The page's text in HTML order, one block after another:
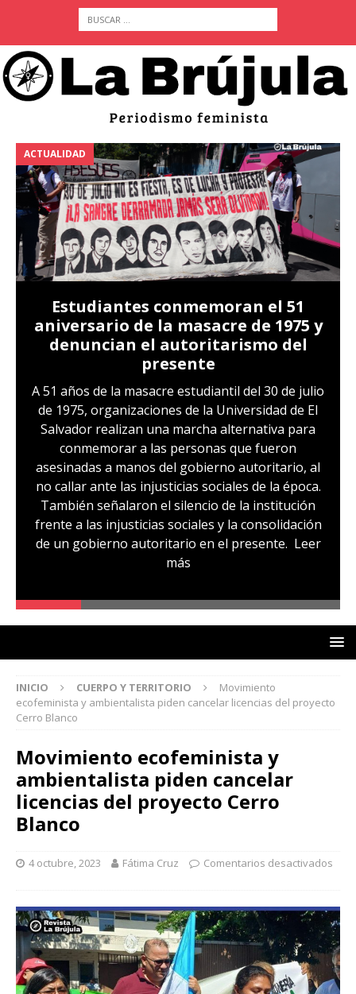
ACTUALIDAD
Estudiantes conmemoran el 51
aniversario de la masacre de 1975 y
denuncian el autoritarismo del
presente
A 51 años de la masacre estudiantil del 30 de julio
de 1975, organizaciones de la Universidad de El
Salvador realizan una marcha alternativa para
conmemorar a las personas que fueron
asesinadas a manos del gobierno autoritario, al
no callar ante las injusticias sociales de la época.
También señalaron el silencio de la institución
frente a las injusticias sociales y la consolidación
de un gobierno autoritario en el presente. Leer
más
INICIO CUERPO Y TERRITORIO
Movimiento
ecofeminista y ambientalista piden cancelar licencias del proyecto
Cerro Blanco
Movimiento ecofeminista y
ambientalista piden cancelar
licencias del proyecto Cerro
Blanco
4 octubre, 2023 Fátima Cruz Comentarios desactivados